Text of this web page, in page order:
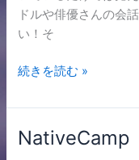
ドルや俳優さんの会
い！そ
ッ
ジ
続きを読む »
NativeCamp
NativeCamp